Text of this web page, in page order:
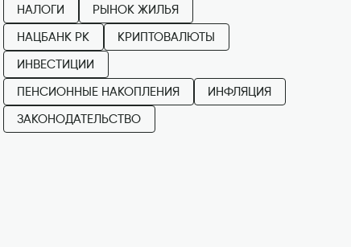
НАЛОГИ РЫНОК ЖИЛЬЯ
НАЦБАНК РК КРИПТОВАЛЮТЫ
ИНВЕСТИЦИИ
ПЕНСИОННЫЕ НАКОПЛЕНИЯ ИНФЛЯЦИЯ
ЗАКОНОДАТЕЛЬСТВО